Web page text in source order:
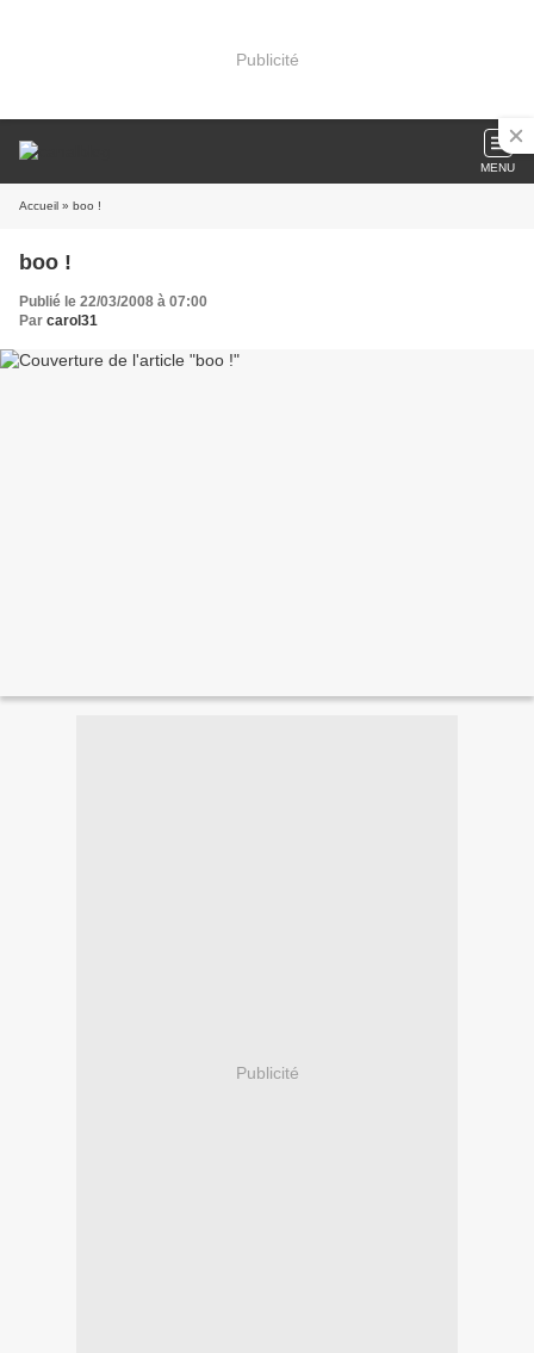
Publicité
MENU
Accueil » boo !
boo !
Publié le 22/03/2008 à 07:00
Par carol31
Publicité